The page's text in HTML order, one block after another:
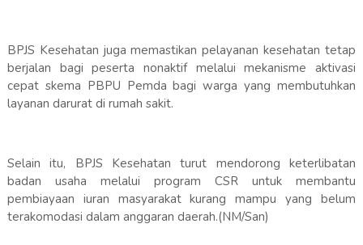
BPJS Kesehatan juga memastikan pelayanan kesehatan tetap
berjalan bagi peserta nonaktif melalui mekanisme aktivasi
cepat skema PBPU Pemda bagi warga yang membutuhkan
layanan darurat di rumah sakit.
Selain itu, BPJS Kesehatan turut mendorong keterlibatan
badan usaha melalui program CSR untuk membantu
pembiayaan iuran masyarakat kurang mampu yang belum
terakomodasi dalam anggaran daerah.(NM/San)